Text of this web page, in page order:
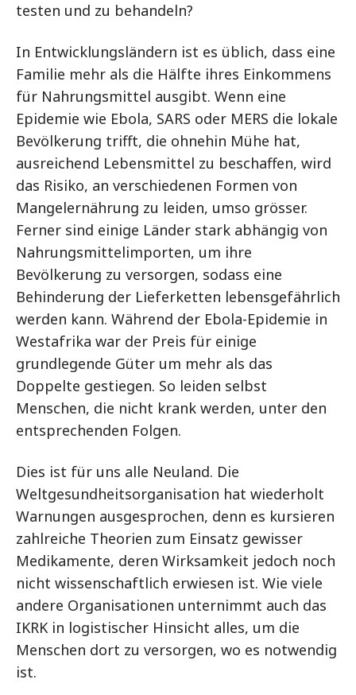
testen und zu behandeln?
In Entwicklungsländern ist es üblich, dass eine
Familie mehr als die Hälfte ihres Einkommens
für Nahrungsmittel ausgibt. Wenn eine
Epidemie wie Ebola, SARS oder MERS die lokale
Bevölkerung trifft, die ohnehin Mühe hat,
ausreichend Lebensmittel zu beschaffen, wird
das Risiko, an verschiedenen Formen von
Mangelernährung zu leiden, umso grösser.
Ferner sind einige Länder stark abhängig von
Nahrungsmittelimporten, um ihre
Bevölkerung zu versorgen, sodass eine
Behinderung der Lieferketten lebensgefährlich
werden kann. Während der Ebola-Epidemie in
Westafrika war der Preis für einige
grundlegende Güter um mehr als das
Doppelte gestiegen. So leiden selbst
Menschen, die nicht krank werden, unter den
entsprechenden Folgen.
Dies ist für uns alle Neuland. Die
Weltgesundheitsorganisation hat wiederholt
Warnungen ausgesprochen, denn es kursieren
zahlreiche Theorien zum Einsatz gewisser
Medikamente, deren Wirksamkeit jedoch noch
nicht wissenschaftlich erwiesen ist. Wie viele
andere Organisationen unternimmt auch das
IKRK in logistischer Hinsicht alles, um die
Menschen dort zu versorgen, wo es notwendig
ist.